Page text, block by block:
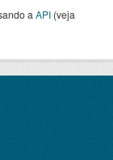
a API (veja